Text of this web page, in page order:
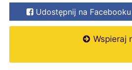
Udostępnij na Facebooku
Wspieraj